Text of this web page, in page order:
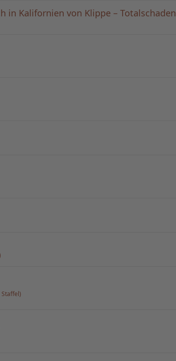
in Kalifornien von Klippe – Totalschaden
Staffel)